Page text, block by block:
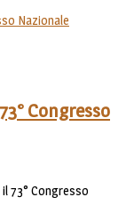
Congresso
73° Congresso